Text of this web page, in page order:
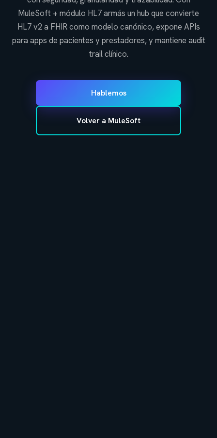
MuleSoft + módulo HL7 armás un hub que convierte
HL7 v2 a FHIR como modelo canónico, expone APIs
para apps de pacientes y prestadores, y mantiene audit
trail clínico.
Hablemos
Volver a MuleSoft